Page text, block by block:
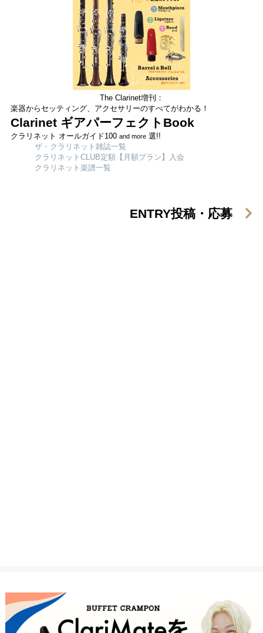
The Clarinet増刊：
楽器からセッティング、アクセサリーのすべてがわかる！
Clarinet ギアパーフェクトBook
クラリネット オールガイド100 and more選!!
ザ・クラリネット雑誌一覧
クラリネットCLUB定額【月額プラン】入会
クラリネット楽譜一覧
ENTRY投稿・応募